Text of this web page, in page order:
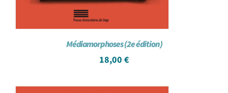
Médiamorphoses (2e édition)
18,00 €